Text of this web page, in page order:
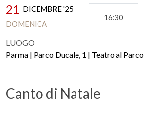
21 DICEMBRE '25
DOMENICA
16:30
LUOGO
Parma | Parco Ducale, 1 | Teatro al Parco
Canto di Natale